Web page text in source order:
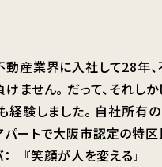
産業界に入社して28年、
ません。 だって、それしか
経験しました。 自社所有の
パートで大阪市認定の特
『笑顔が人を変える』